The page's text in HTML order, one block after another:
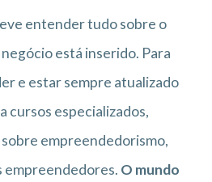
entender tudo sobre o
está inserido. Para
e estar sempre atualizado
cursos especializados,
empreendedorismo,
empreendedores. O mundo